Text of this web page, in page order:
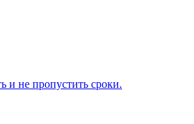
и не пропустить сроки.